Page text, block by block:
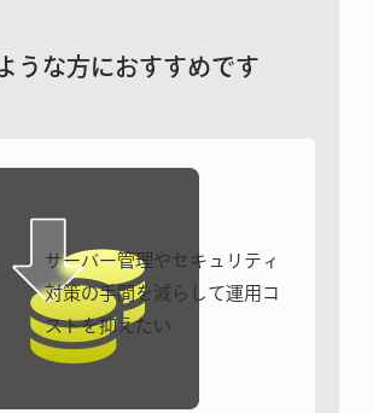
うな方におすすめです
サーバー管理やセキュリティ
対策の手間を減らして運用コ
ストを抑えたい